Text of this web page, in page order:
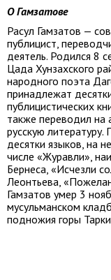
О Гамзатове
Расул Гамзатов —
публицист,
деятель. Родился 8
Цада Хунзахского
народного поэта
принадлежат
публицистических
также переводил на
русскую
десятки языков, на
числе «Журавли»,
Бернеса, «Исчезли
Леонтьева,
Гамзатов умер 3
мусульманском
подножия горы